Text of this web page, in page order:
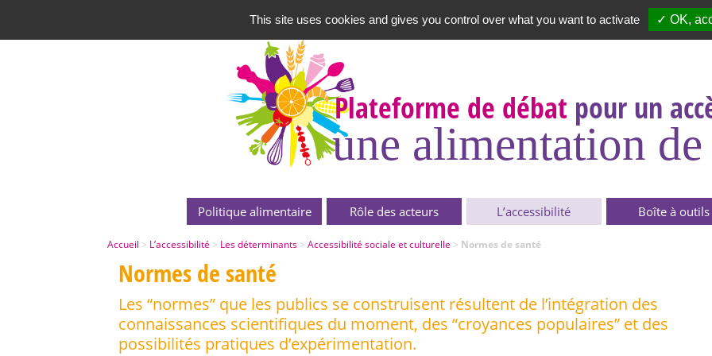
Plateforme de débat pour un
une alimentation
Politique alimentaire Rôle des acteurs L’accessibilité Boîte à outils
Accueil > L’accessibilité > Les déterminants > Accessibilité sociale et culturelle > Normes de santé
Normes de santé
Les “normes” que les publics se construisent résultent de l’intégration des
connaissances scientifiques du moment, des “croyances populaires” et des
possibilités pratiques d’expérimentation.
Newsletter| A propos
This site uses cookies and gives you control over what you want to activate ✓ OK,